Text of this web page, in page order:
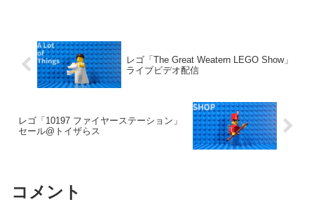
レゴ「The Great Weatern LEGO Show」
ライブビデオ配信
レゴ「10197 ファイヤーステーション」
セール@トイザらス
コメント